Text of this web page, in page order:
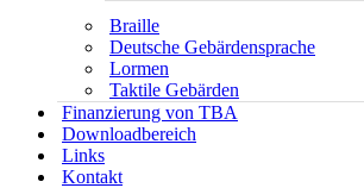
Braille
Deutsche Gebärdensprache
Lormen
Taktile Gebärden
Finanzierung von TBA
Downloadbereich
Links
Kontakt